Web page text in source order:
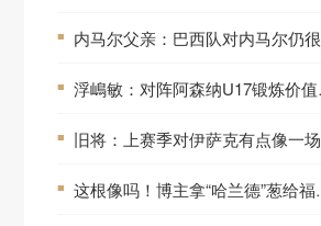
■ 内马尔父亲：巴西队对内马尔仍很重要，他不会在年底退役
■ 浮嶋敏：对阵阿森纳U17锻炼价值非常大，5天4赛肯定会轮换阵容
■ 旧将：上赛季对伊萨克有点像一场灾难，他现在有机会重新开始
■ 这根像吗！博主拿“哈兰德”葱给福登看，福登大笑表示确实很像